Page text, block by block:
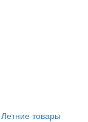
Летние товары